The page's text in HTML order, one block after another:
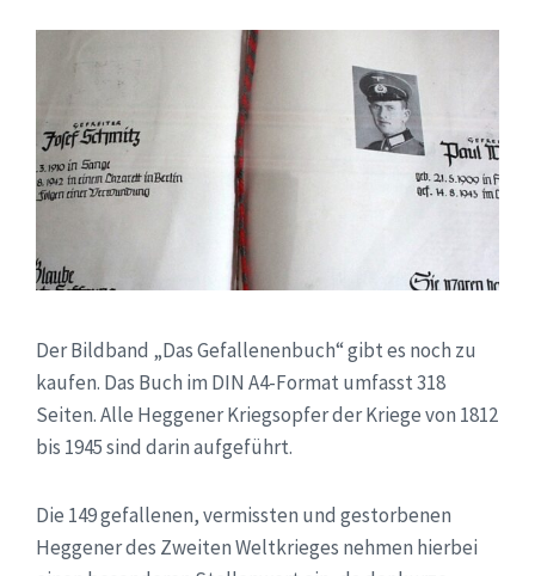
Der Bildband „Das Gefallenenbuch“ gibt es noch zu
kaufen. Das Buch im DIN A4-Format umfasst 318
Seiten. Alle Heggener Kriegsopfer der Kriege von 1812
bis 1945 sind darin aufgeführt.
Die 149 gefallenen, vermissten und gestorbenen
Heggener des Zweiten Weltkrieges nehmen hierbei